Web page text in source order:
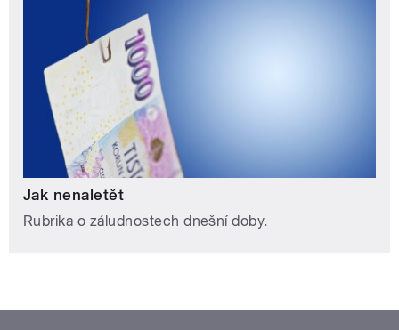
Jak nenaletět
Rubrika o záludnostech dnešní doby.